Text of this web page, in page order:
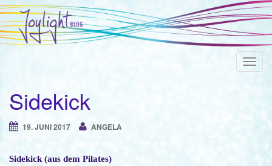
T
Sidekick
19. JUNI 2017 ANGELA
Sidekick (aus dem Pilates)